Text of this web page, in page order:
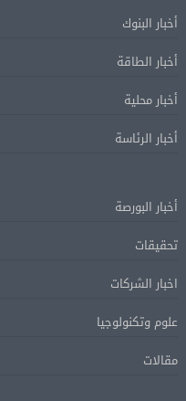
أخبار البنوك
أخبار الطاقة
أخبار محلية
أخبار الرئاسة
أخبار البورصة
تحقيقات
اخبار الشركات
علوم وتكنولوجيا
مقالات